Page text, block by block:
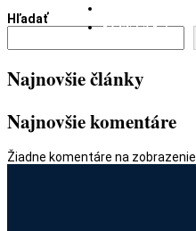
KONTAKT
Hľadať
Najnovšie články
Najnovšie komentáre
Žiadne komentáre na zobrazenie.